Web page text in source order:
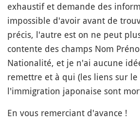
exhaustif et demande des
impossible d'avoir avant de
précis, l'autre est on ne peut
contente des champs Nom
Nationalité, et je n'ai aucune
remettre et à qui (les liens sur
l'immigration japonaise sont
En vous remerciant d'avance !